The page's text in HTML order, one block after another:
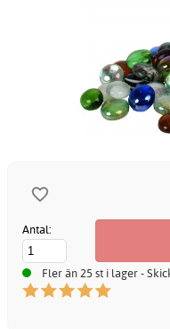
Antal:
Fler än 25 st i lager -